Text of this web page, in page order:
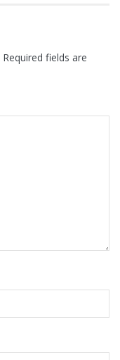
Required fields are